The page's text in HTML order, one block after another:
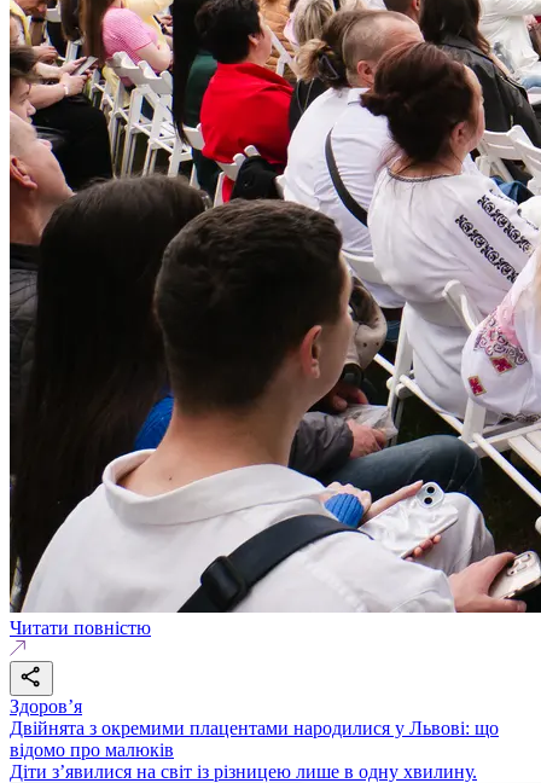
Читати повністю
Здоровʼя
Двійнята з окремими плацентами народилися у Львові: що
відомо про малюків
Діти з’явилися на світ із різницею лише в одну хвилину.